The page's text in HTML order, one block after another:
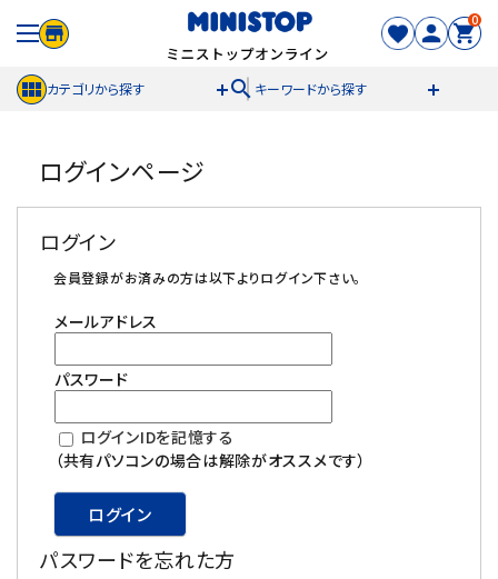
0
カテゴリから探す search キーワードから探す
meeting_room ログイン person 新規登録
セール商品
カテゴリから探す
冷凍食品
スイーツ
お菓子
ログインページ
ログイン
会員登録がお済みの方は以下よりログイン下さい。
メールアドレス
パスワード
ログインIDを記憶する
（共有パソコンの場合は解除がオススメです）
ログイン
パスワードを忘れた方